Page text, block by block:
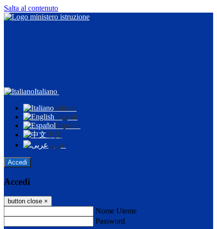
Salta al contenuto
Italiano
Italiano
English
Español
中文
عربى
Accedi
Accedi
button close ×
Nome Utente
Password